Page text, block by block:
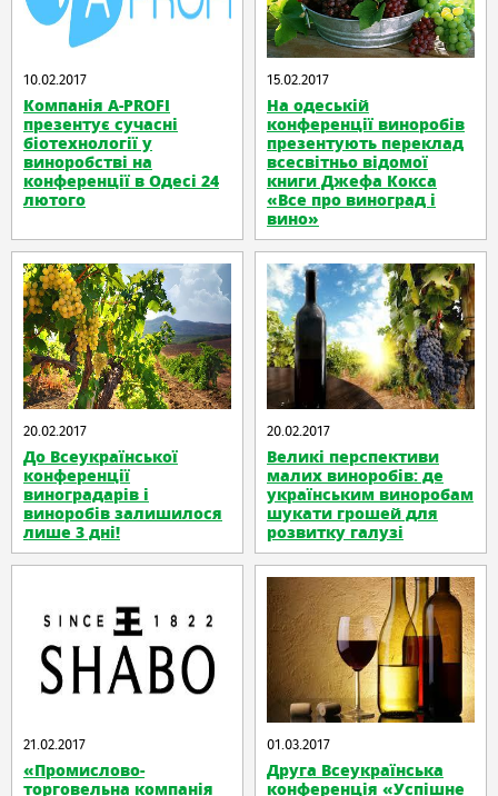
10.02.2017
Компанія А-PROFI
презентує сучасні
біотехнології у
виноробстві на
конференції в Одесі 24
лютого
15.02.2017
На одеській
конференції виноробів
презентують переклад
всесвітньо відомої
книги Джефа Кокса
«Все про виноград і
вино»
20.02.2017
До Всеукраїнської
конференції
виноградарів і
виноробів залишилося
лише 3 дні!
20.02.2017
Великі перспективи
малих виноробів: де
українським виноробам
шукати грошей для
розвитку галузі
21.02.2017
«Промислово-
торговельна компанія
01.03.2017
Друга Всеукраїнська
конференція «Успішне